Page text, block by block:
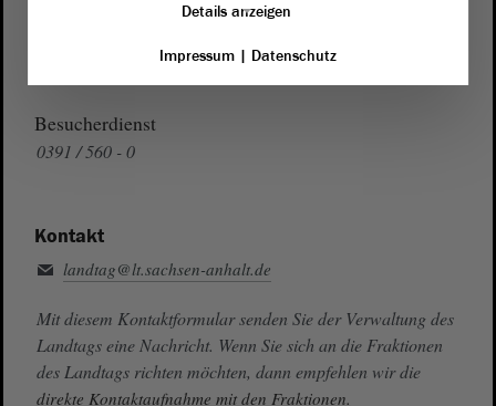
Besucherdienst
0391 / 560 - 0
Kontakt
landtag@lt.sachsen-anhalt.de
Mit diesem Kontaktformular senden Sie der Verwaltung des
Landtags eine Nachricht. Wenn Sie sich an die Fraktionen
des Landtags richten möchten, dann empfehlen wir die
direkte Kontaktaufnahme mit den Fraktionen.
Details anzeigen
Impressum| Datenschutz